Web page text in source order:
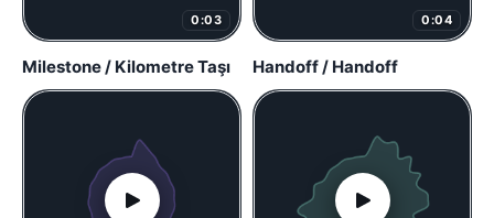
0:03
Milestone / Kilometre Taşı
0:04
Handoff / Handoff